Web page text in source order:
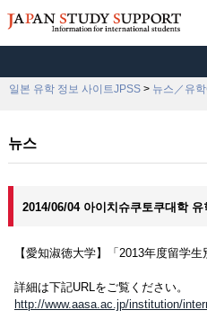
일본 유학 정보 사이트JPSS > 뉴스／유
뉴스
2014/06/04 아이치슈쿠토쿠대학
【愛知淑徳大学】「2013年度留学
詳細は下記URLをご覧ください。
http://www.aasa.ac.jp/institution/